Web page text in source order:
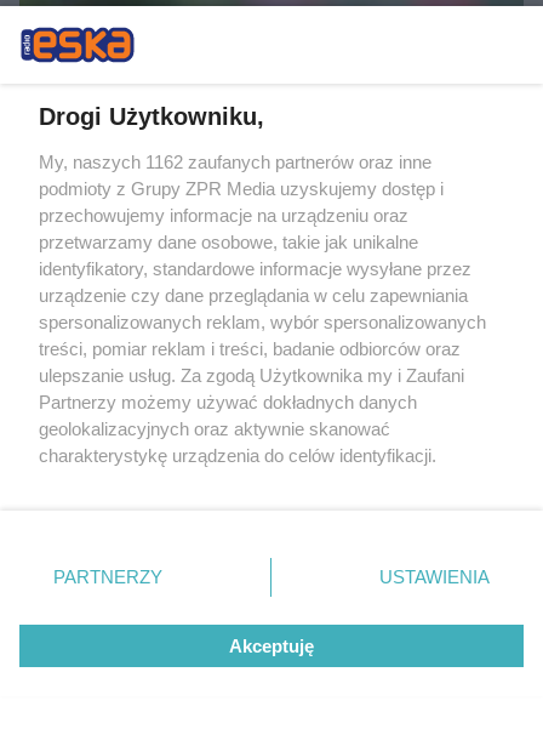
SPOSÓB NA SZKODNIKA
Kret znów rozkopuje trawnik?
Wystarczy popularny produkt
z kuchni, by uciekł w
popłochu
Drogi Użytkowniku,
My, naszych 1162 zaufanych partnerów oraz inne
podmioty z Grupy ZPR Media uzyskujemy dostęp i
przechowujemy informacje na urządzeniu oraz
przetwarzamy dane osobowe, takie jak unikalne
identyfikatory, standardowe informacje wysyłane przez
urządzenie czy dane przeglądania w celu zapewniania
spersonalizowanych reklam, wybór spersonalizowanych
treści, pomiar reklam i treści, badanie odbiorców oraz
ulepszanie usług. Za zgodą Użytkownika my i Zaufani
Partnerzy możemy używać dokładnych danych
geolokalizacyjnych oraz aktywnie skanować
charakterystykę urządzenia do celów identyfikacji.
zmienić/wycofać klikając przycisk ustawień prywatności
znajdujący się w lewym dolnym rogu strony
rodzaje przetwarzania danych nie wymagają zgody
użytkownika, ale masz prawo sprzeciwić się takiemu
przetwarzaniu. Preferencje będą miały zastosowanie tylko
PARTNERZY USTAWIENIA
Akceptuję